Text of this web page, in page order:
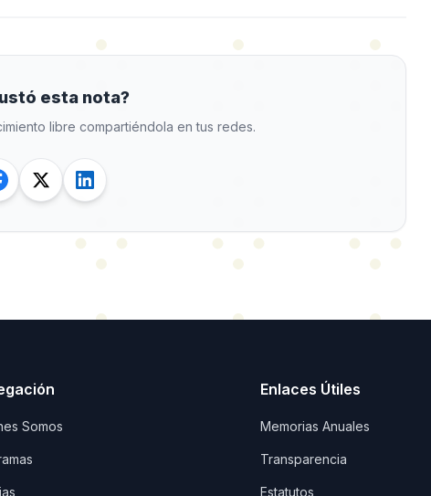
esta nota?
libre compartiéndola en tus redes.
Somos
Enlaces Útiles
Memorias Anuales
Transparencia
Estatutos